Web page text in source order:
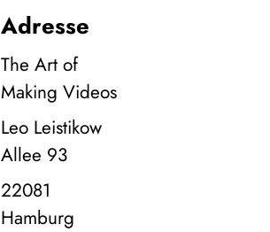
Adresse
The Art of
Making Videos
Leo Leistikow
Allee 93
22081
Hamburg